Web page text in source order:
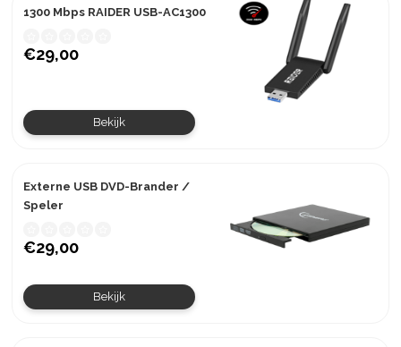
1300 Mbps RAIDER USB-AC1300
€29,00
Bekijk
Externe USB DVD-Brander /
Speler
€29,00
Bekijk